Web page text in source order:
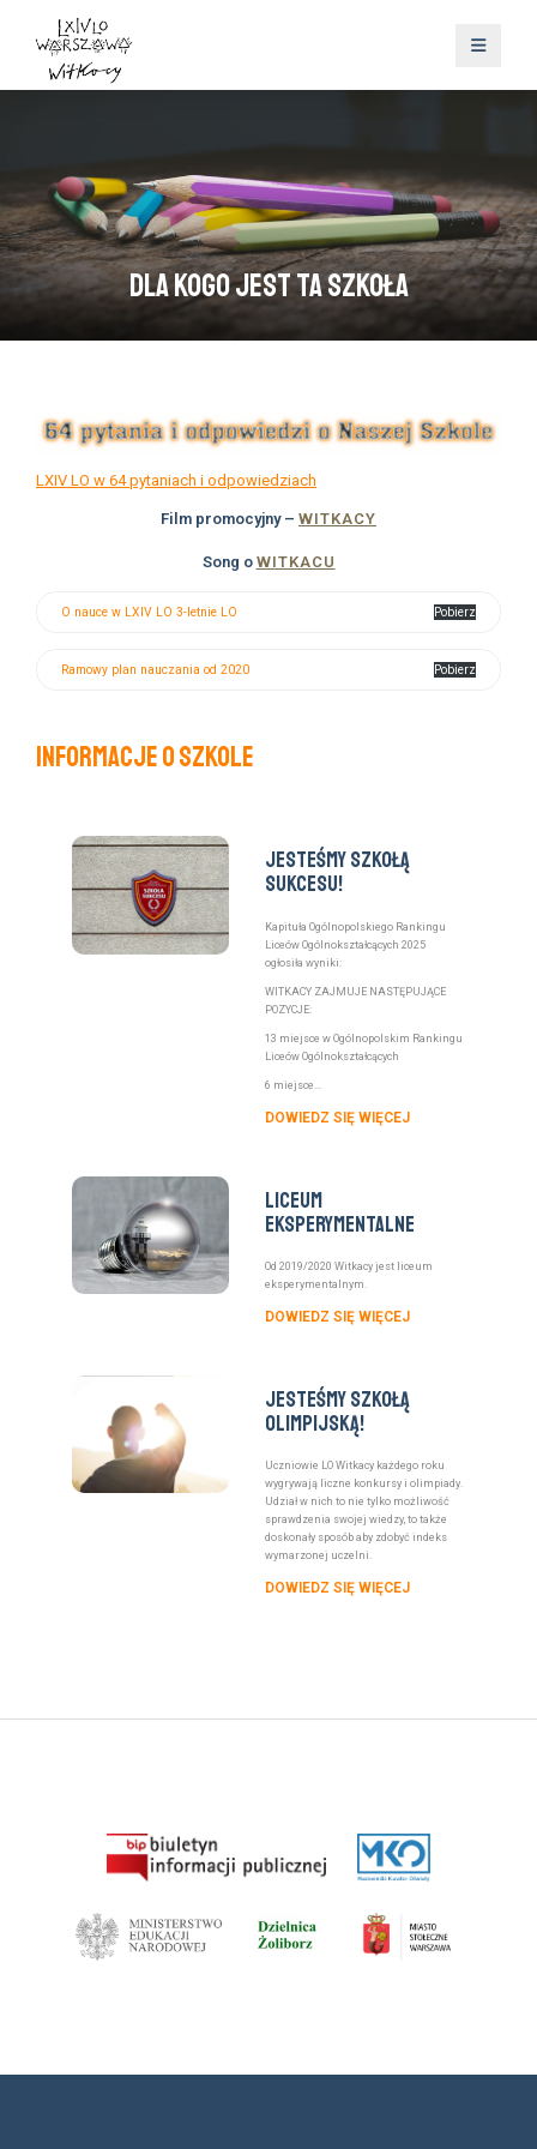
Dla kogo jest ta szkoła
LXIV LO w 64 pytaniach i odpowiedziach
Film promocyjny – WITKACY
Song o WITKACU
O nauce w LXIV LO 3-letnie LO Pobierz
Ramowy plan nauczania od 2020 Pobierz
Informacje o szkole
Jesteśmy Szkołą
Sukcesu!
Kapituła Ogólnopolskiego Rankingu
Liceów Ogólnokształcących 2025
ogłosiła wyniki:
WITKACY ZAJMUJE NASTĘPUJĄCE
POZYCJE:
13 miejsce w Ogólnopolskim Rankingu
Liceów Ogólnokształcących
6 miejsce...
DOWIEDZ SIĘ WIĘCEJ
Liceum
eksperymentalne
Od 2019/2020 Witkacy jest liceum
eksperymentalnym.
DOWIEDZ SIĘ WIĘCEJ
Jesteśmy szkołą
olimpijską!
Uczniowie LO Witkacy każdego roku
wygrywają liczne konkursy i olimpiady.
Udział w nich to nie tylko możliwość
sprawdzenia swojej wiedzy, to także
doskonały sposób aby zdobyć indeks
wymarzonej uczelni.
DOWIEDZ SIĘ WIĘCEJ